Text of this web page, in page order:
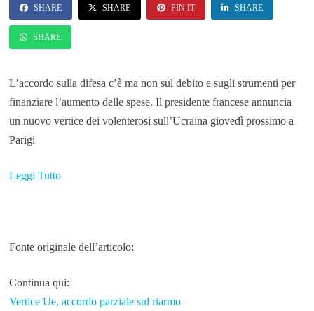
SHARE SHARE PIN IT SHARE
SHARE
L’accordo sulla difesa c’è ma non sul debito e sugli strumenti per
finanziare l’aumento delle spese. Il presidente francese annuncia
un nuovo vertice dei volenterosi sull’Ucraina giovedì prossimo a
Parigi
Leggi Tutto
Fonte originale dell’articolo:
Continua qui:
Vertice Ue, accordo parziale sul riarmo